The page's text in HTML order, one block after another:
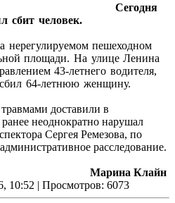
Сегодня
сбит человек.
нерегулируемом пешеходном
площади. На улице Ленина
43-летнего водителя,
64-летнюю женщину.
доставили в
неоднократно нарушал
Сергея Ремезова, по
расследование.
Марина Клайн
10:52 | Просмотров: 6073